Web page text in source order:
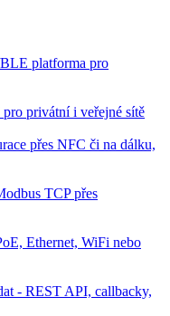
platforma pro
privátní i veřejné sítě
přes NFC či na dálku,
TCP přes
Ethernet, WiFi nebo
- REST API, callbacky,